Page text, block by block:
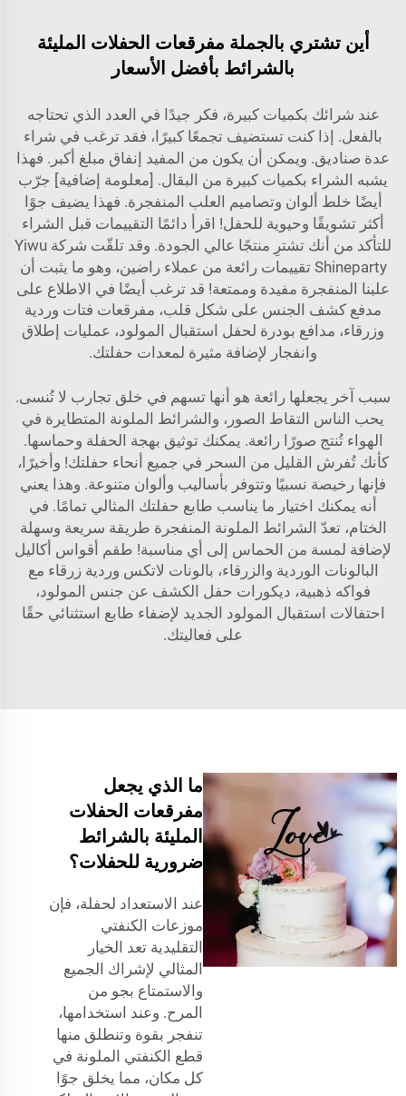
أين تشتري بالجملة مفرقعات الحفلات المليئة
بالشرائط بأفضل الأسعار
عند شرائك بكميات كبيرة، فكر جيدًا في العدد الذي تحتاجه
بالفعل. إذا كنت تستضيف تجمعًا كبيرًا، فقد ترغب في شراء
عدة صناديق. ويمكن أن يكون من المفيد إنفاق مبلغ أكبر. فهذا
يشبه الشراء بكميات كبيرة من البقال. [معلومة إضافية] جرّب
أيضًا خلط ألوان وتصاميم العلب المنفجرة. فهذا يضيف جوًا
أكثر تشويقًا وحيوية للحفل! اقرأ دائمًا التقييمات قبل الشراء
للتأكد من أنك تشترِ منتجًا عالي الجودة. وقد تلقّت شركة Yiwu
Shineparty تقييمات رائعة من عملاء راضين، وهو ما يثبت أن
علبنا المنفجرة مفيدة وممتعة! قد ترغب أيضًا في الاطلاع على
مدفع كشف الجنس على شكل قلب، مفرقعات فتات وردية
وزرقاء، مدافع بودرة لحفل استقبال المولود، عمليات إطلاق
وانفجار لإضافة مثيرة لمعدات حفلتك.
سبب آخر يجعلها رائعة هو أنها تسهم في خلق تجارب لا تُنسى.
يحب الناس التقاط الصور، والشرائط الملونة المتطايرة في
الهواء تُنتج صورًا رائعة. يمكنك توثيق بهجة الحفلة وحماسها.
كأنك تُفرش القليل من السحر في جميع أنحاء حفلتك! وأخيرًا،
فإنها رخيصة نسبيًا وتتوفر بأساليب وألوان متنوعة. وهذا يعني
أنه يمكنك اختيار ما يناسب طابع حفلتك المثالي تمامًا. في
الختام، تعدّ الشرائط الملونة المنفجرة طريقة سريعة وسهلة
لإضافة لمسة من الحماس إلى أي مناسبة! طقم أقواس أكاليل
البالونات الوردية والزرقاء، بالونات لاتكس وردية زرقاء مع
فواكه ذهبية، ديكورات حفل الكشف عن جنس المولود،
احتفالات استقبال المولود الجديد لإضفاء طابع استثنائي حقًا
على فعاليتك.
ما الذي يجعل
مفرقعات الحفلات
المليئة بالشرائط
ضرورية للحفلات؟
عند الاستعداد لحفلة، فإن
موزعات الكنفتي
التقليدية تعد الخيار
المثالي لإشراك الجميع
والاستمتاع بجو من
المرح. وعند استخدامها،
تنفجر بقوة وتنطلق منها
قطع الكنفتي الملونة في
كل مكان، مما يخلق جوًا